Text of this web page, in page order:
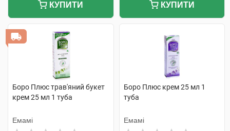
КУПИТИ КУПИТИ
Боро Плюс трав'яний букет
крем 25 мл 1 туба
Емамі
Боро Плюс крем 25 мл 1
туба
Емамі